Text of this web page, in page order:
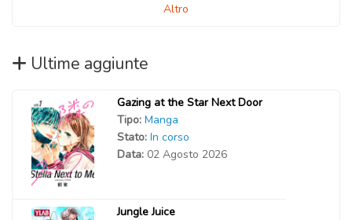
Altro
Ultime aggiunte
Gazing at the Star Next Door
Tipo: Manga
Stato: In corso
Data: 02 Agosto 2026
Jungle Juice